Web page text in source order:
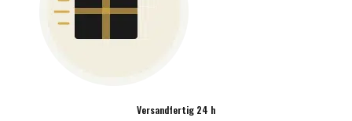
Versandfertig 24 h